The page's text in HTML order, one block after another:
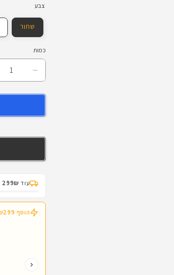
צבע
שחור
כמות
הפחתת
לערכת
IMI
עוד 299₪
הוסף ₪299 ותקבל